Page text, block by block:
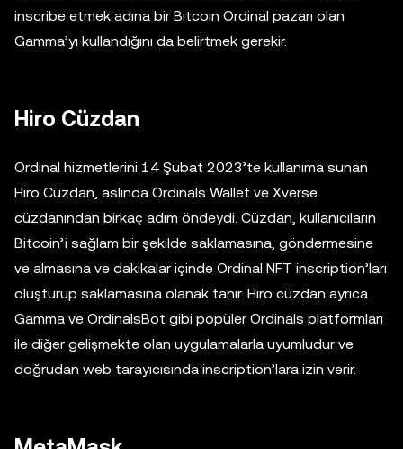
inscribe etmek adına bir Bitcoin Ordinal pazarı olan
Gamma’yı kullandığını da belirtmek gerekir.
Hiro Cüzdan
Ordinal hizmetlerini 14 Şubat 2023’te kullanıma sunan
Hiro Cüzdan, aslında Ordinals Wallet ve Xverse
cüzdanından birkaç adım öndeydi. Cüzdan, kullanıcıların
Bitcoin’i sağlam bir şekilde saklamasına, göndermesine
ve almasına ve dakikalar içinde Ordinal NFT inscription’ları
oluşturup saklamasına olanak tanır. Hiro cüzdan ayrıca
Gamma ve OrdinalsBot gibi popüler Ordinals platformları
ile diğer gelişmekte olan uygulamalarla uyumludur ve
doğrudan web tarayıcısında inscription’lara izin verir.